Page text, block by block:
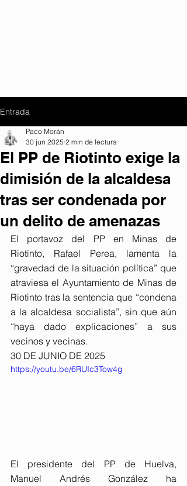
Entrada
El PP de Riotinto exige la
dimisión de la alcaldesa
tras ser condenada por
un delito de amenazas
Paco Morán
30 jun 2025 2 min de lectura
El portavoz del PP en Minas de
Riotinto, Rafael Perea, lamenta la
“gravedad de la situación política” que
atraviesa el Ayuntamiento de Minas de
Riotinto tras la sentencia que “condena
a la alcaldesa socialista”, sin que aún
“haya dado explicaciones” a sus
vecinos y vecinas.
30 DE JUNIO DE 2025
https://youtu.be/6RUIc3Tow4g
El presidente del PP de Huelva,
Manuel Andrés González ha